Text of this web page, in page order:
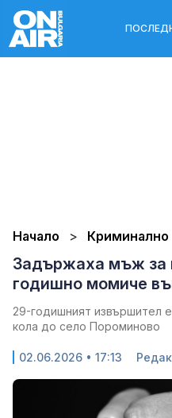
Начало Криминално
Задържаха мъж за
годишно момиче
29-годишният извършител
кола до село Пороминово
02.06.2026 • 17:13